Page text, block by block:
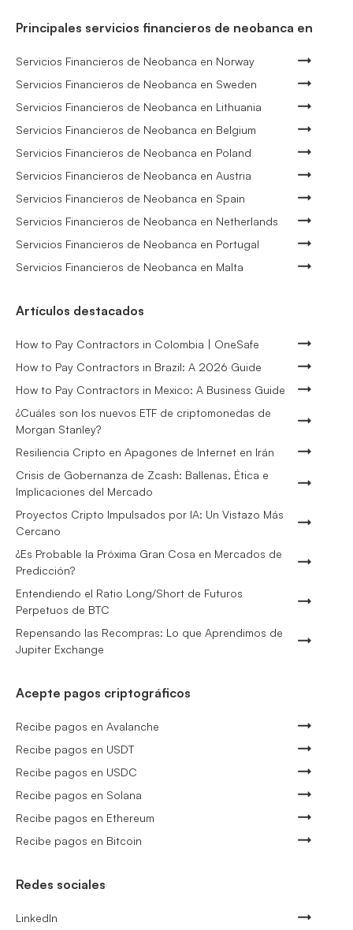
Principales servicios financieros de neobanca en
Servicios Financieros de Neobanca en Norway
Servicios Financieros de Neobanca en Sweden
Servicios Financieros de Neobanca en Lithuania
Servicios Financieros de Neobanca en Belgium
Servicios Financieros de Neobanca en Poland
Servicios Financieros de Neobanca en Austria
Servicios Financieros de Neobanca en Spain
Servicios Financieros de Neobanca en Netherlands
Servicios Financieros de Neobanca en Portugal
Servicios Financieros de Neobanca en Malta
Artículos destacados
How to Pay Contractors in Colombia | OneSafe
How to Pay Contractors in Brazil: A 2026 Guide
How to Pay Contractors in Mexico: A Business Guide
¿Cuáles son los nuevos ETF de criptomonedas de
Morgan Stanley?
Resiliencia Cripto en Apagones de Internet en Irán
Crisis de Gobernanza de Zcash: Ballenas, Ética e
Implicaciones del Mercado
Proyectos Cripto Impulsados por IA: Un Vistazo Más
Cercano
¿Es Probable la Próxima Gran Cosa en Mercados de
Predicción?
Entendiendo el Ratio Long/Short de Futuros
Perpetuos de BTC
Repensando las Recompras: Lo que Aprendimos de
Jupiter Exchange
Acepte pagos criptográficos
Recibe pagos en Avalanche
Recibe pagos en USDT
Recibe pagos en USDC
Recibe pagos en Solana
Recibe pagos en Ethereum
Recibe pagos en Bitcoin
Redes sociales
LinkedIn